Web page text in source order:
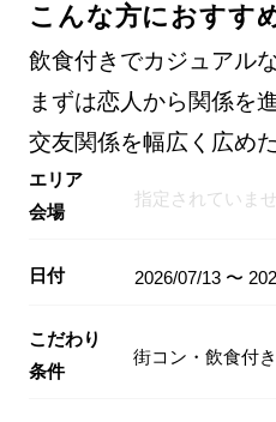
こんな方におすす
飲食付きでカジュアル
まずは恋人から関係を
交友関係を幅広く広め
エリア
会場
指定されていませ
日付 2026/07/13 〜
こだわり
条件
街コン・飲食付